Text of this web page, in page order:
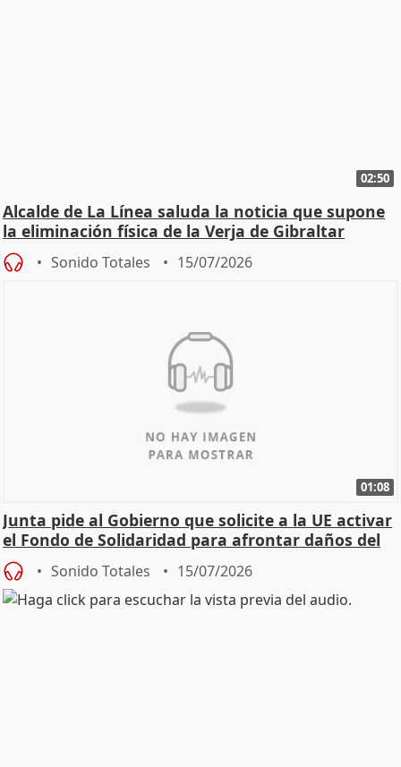
02:50
Alcalde de La Línea saluda la noticia que supone
la eliminación física de la Verja de Gibraltar
Sonido Totales 15/07/2026
01:08
Junta pide al Gobierno que solicite a la UE activar
el Fondo de Solidaridad para afrontar daños del
Sonido Totales 15/07/2026